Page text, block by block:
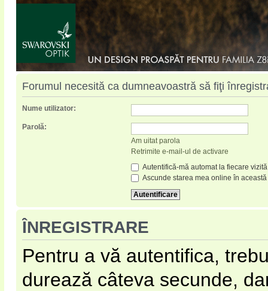
Forumul necesită ca dumneavoastră să fiţi
Nume utilizator:
Parolă:
Am uitat parola
Retrimite e-mail-ul de activare
Autentifică-mă automat la fiecare vizită
Ascunde starea mea online în
ÎNREGISTRARE
Pentru a vă autentifica,
durează câteva secunde,